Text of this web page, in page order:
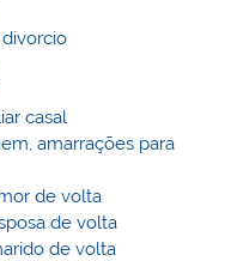
casal
amarrações para
de volta
de volta
de volta